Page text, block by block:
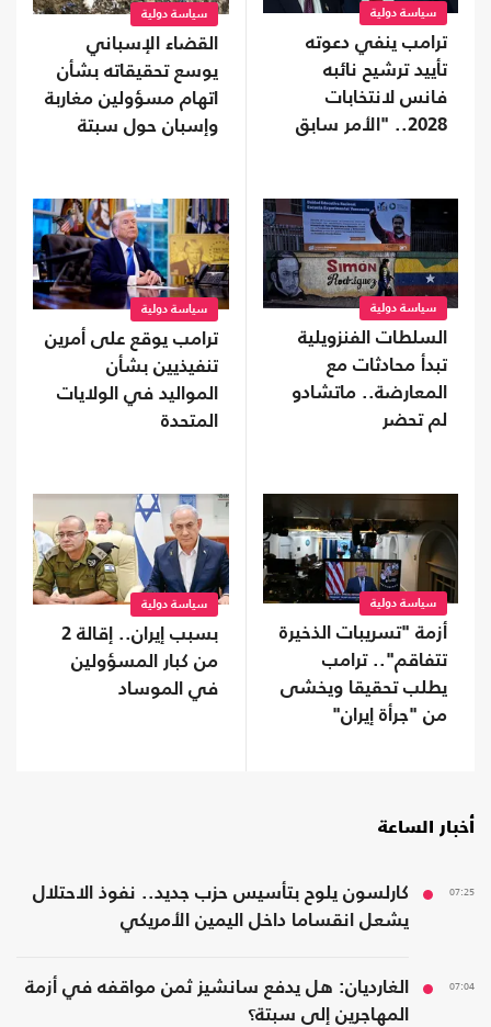
سياسة دولية
ترامب ينفي دعوته
تأييد ترشيح نائبه
فانس لانتخابات
2028.. "الأمر سابق
سياسة دولية
القضاء الإسباني
يوسع تحقيقاته بشأن
اتهام مسؤولين مغاربة
وإسبان حول سبتة
سياسة دولية
السلطات الفنزويلية
تبدأ محادثات مع
المعارضة.. ماتشادو
لم تحضر
سياسة دولية
ترامب يوقع على أمرين
تنفيذيين بشأن
المواليد في الولايات
المتحدة
سياسة دولية
أزمة "تسريبات الذخيرة
تتفاقم".. ترامب
يطلب تحقيقا ويخشى
من "جرأة إيران"
سياسة دولية
بسبب إيران.. إقالة 2
من كبار المسؤولين
في الموساد
أخبار الساعة
07:25
كارلسون يلوح بتأسيس حزب جديد.. نفوذ الاحتلال
يشعل انقساما داخل اليمين الأمريكي
07:04
الغارديان: هل يدفع سانشيز ثمن مواقفه في أزمة
المهاجرين إلى سبتة؟